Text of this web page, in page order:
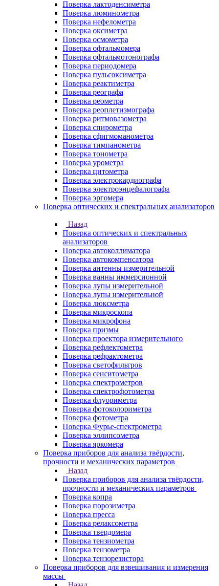
Поверка лактоденсиметра
Поверка люминометра
Поверка нефелометра
Поверка оксиметра
Поверка осмометра
Поверка офтальмомера
Поверка офтальмотонографа
Поверка периодомера
Поверка пульсоксиметра
Поверка реактиметра
Поверка реографа
Поверка реометра
Поверка реоплетизмографа
Поверка ритмовазометра
Поверка спирометра
Поверка сфигмоманометра
Поверка тимпанометра
Поверка тонометра
Поверка урометра
Поверка цитометра
Поверка электрокардиографа
Поверка электроэнцефалографа
Поверка эргомера
Поверка оптических и спектральных анализаторов
Назад
Поверка оптических и спектральных
анализаторов
Поверка автоколлиматора
Поверка автокомпенсатора
Поверка антенны измерительной
Поверка ванны иммерсионной
Поверка лупы измерительной
Поверка лупы измерительной
Поверка люксметра
Поверка микроскопа
Поверка микрофона
Поверка призмы
Поверка проектора измерительного
Поверка рефлектометра
Поверка рефрактометра
Поверка светофильтров
Поверка сенситометра
Поверка спектрометров
Поверка спектрофотометра
Поверка флуориметра
Поверка фотоколориметра
Поверка фотометра
Поверка Фурье-спектрометра
Поверка эллипсометра
Поверка яркомера
Поверка приборов для анализа твёрдости,
прочности и механических параметров
Назад
Поверка приборов для анализа твёрдости,
прочности и механических параметров
Поверка копра
Поверка порозиметра
Поверка пресса
Поверка релаксометра
Поверка твердомера
Поверка тензиометра
Поверка тензометра
Поверка тензорезистора
Поверка приборов для взвешивания и измерения
массы